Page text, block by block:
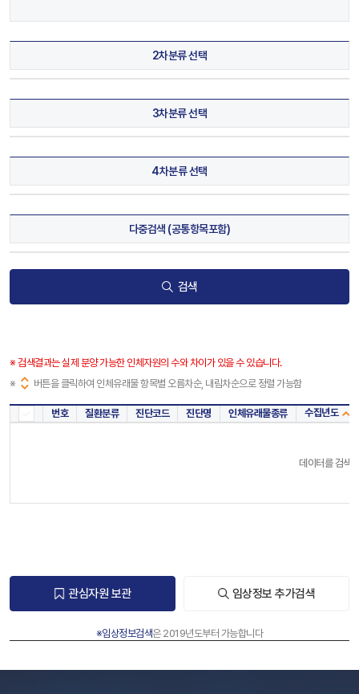
2차분류 선택
3차분류 선택
4차분류 선택
다중검색 (공통항목포함)
검색
※ 검색결과는 실제 분양 가능한 인체자원의 수와 차이가 있을 수 있습니다.
※
버튼을 클릭하여 인체유래물 항목별 오름차순, 내림차순으로 정렬 가능함
전체
번호 질환분류 진단코드 진단명 인체유래물종류 수집년도
데이터를 검색
관심자원 보관 임상정보 추가검색
※임상정보검색은 2019년도부터 가능합니다